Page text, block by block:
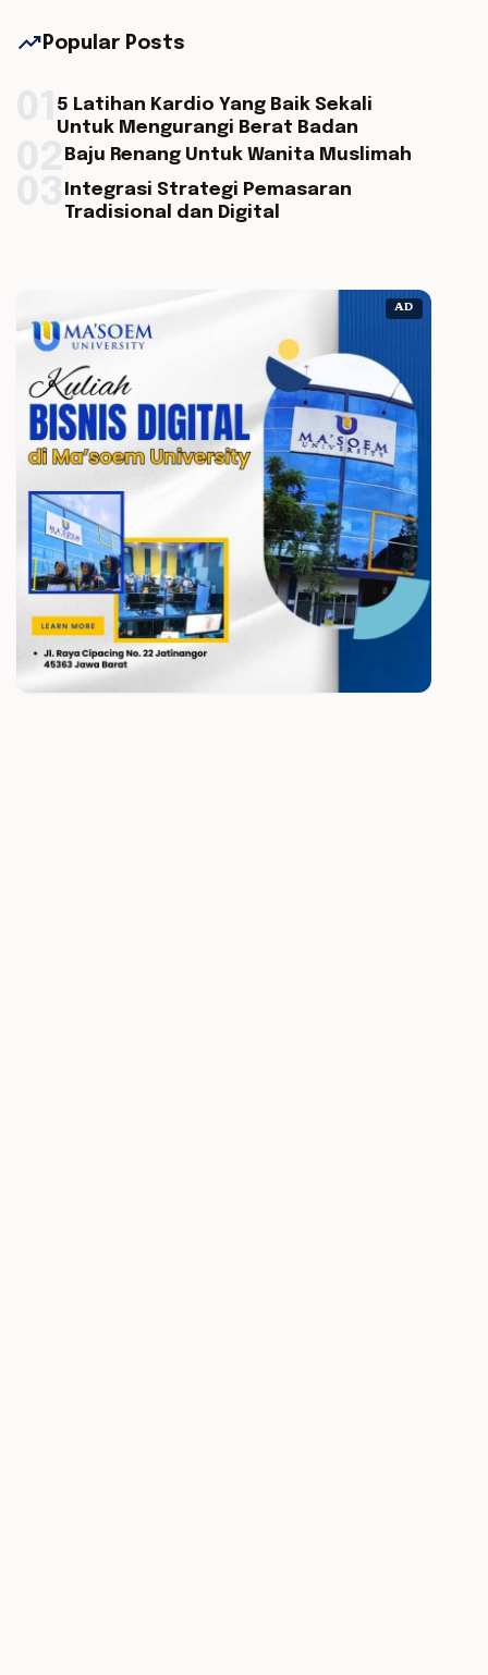
trending_up Popular Posts
5 Latihan Kardio Yang Baik Sekali
Untuk Mengurangi Berat Badan
Baju Renang Untuk Wanita Muslimah
Integrasi Strategi Pemasaran
Tradisional dan Digital
AD